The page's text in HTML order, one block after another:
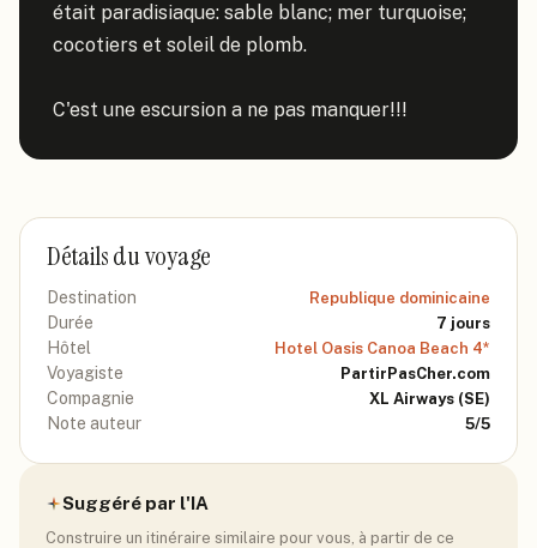
était paradisiaque: sable blanc; mer turquoise;
cocotiers et soleil de plomb.
C'est une escursion a ne pas manquer!!!
Détails du voyage
Destination Republique dominicaine
Durée 7 jours
Hôtel Hotel Oasis Canoa Beach 4*
Voyagiste PartirPasCher.com
Compagnie XL Airways (SE)
Note auteur 5/5
Suggéré par l'IA
Construire un itinéraire similaire pour vous, à partir de ce